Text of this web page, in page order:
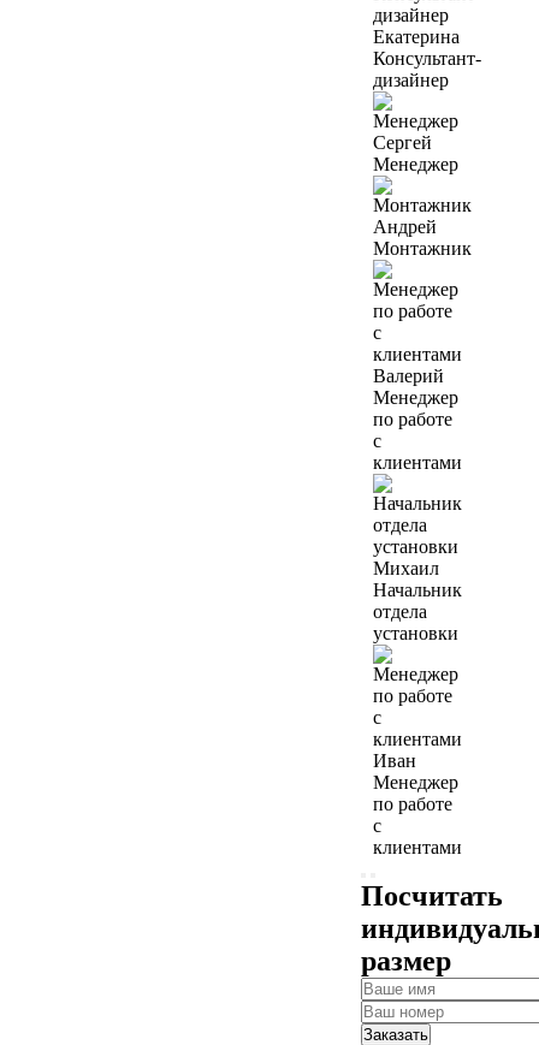
Екатерина
Консультант-
дизайнер
Сергей
Менеджер
Андрей
Монтажник
Валерий
Менеджер
по работе
с
клиентами
Михаил
Начальник
отдела
установки
Иван
Менеджер
по работе
с
клиентами
Посчитать
размер
Заказать